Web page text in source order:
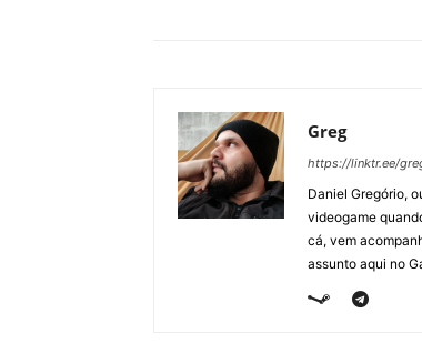
Greg
https://linktr.ee/
Daniel Gregório,
videogame
cá, vem
assunto aqui no